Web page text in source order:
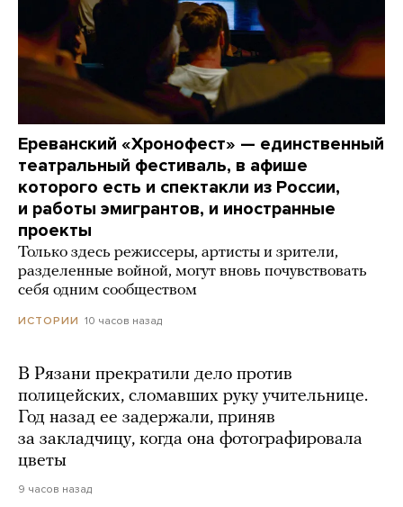
Ереванский «Хронофест» — единственный
театральный фестиваль, в афише
которого есть и спектакли из России,
и работы эмигрантов, и иностранные
проекты
Только здесь режиссеры, артисты и зрители,
разделенные войной, могут вновь почувствовать
себя одним сообществом
ИСТОРИИ 10 часов назад
В Рязани прекратили дело против
полицейских, сломавших руку учительнице.
Год назад ее задержали, приняв
за закладчицу, когда она фотографировала
цветы
9 часов назад